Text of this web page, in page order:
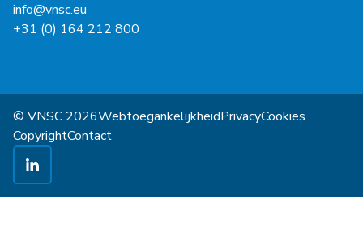
info@vnsc.eu
+31 (0) 164 212 800
© VNSC 2026WebtoegankelijkheidPrivacyCookies
CopyrightContact